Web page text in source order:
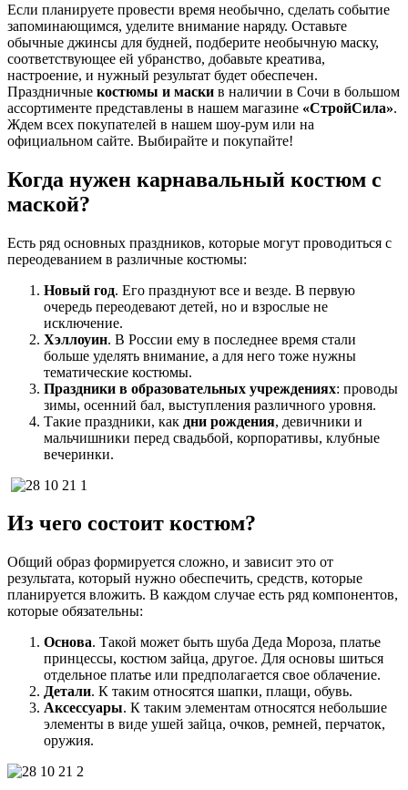
Если планируете провести время необычно, сделать событие
запоминающимся, уделите внимание наряду. Оставьте
обычные джинсы для будней, подберите необычную маску,
соответствующее ей убранство, добавьте креатива,
настроение, и нужный результат будет обеспечен.
Праздничные костюмы и маски в наличии в Сочи в большом
ассортименте представлены в нашем магазине «СтройСила».
Ждем всех покупателей в нашем шоу-рум или на
официальном сайте. Выбирайте и покупайте!
Когда нужен карнавальный костюм с
маской?
Есть ряд основных праздников, которые могут проводиться с
переодеванием в различные костюмы:
Новый год. Его празднуют все и везде. В первую
очередь переодевают детей, но и взрослые не
исключение.
Хэллоуин. В России ему в последнее время стали
больше уделять внимание, а для него тоже нужны
тематические костюмы.
Праздники в образовательных учреждениях: проводы
зимы, осенний бал, выступления различного уровня.
Такие праздники, как дни рождения, девичники и
мальчишники перед свадьбой, корпоративы, клубные
вечеринки.
Из чего состоит костюм?
Общий образ формируется сложно, и зависит это от
результата, который нужно обеспечить, средств, которые
планируется вложить. В каждом случае есть ряд компонентов,
которые обязательны:
Основа. Такой может быть шуба Деда Мороза, платье
принцессы, костюм зайца, другое. Для основы шиться
отдельное платье или предполагается свое облачение.
Детали. К таким относятся шапки, плащи, обувь.
Аксессуары. К таким элементам относятся небольшие
элементы в виде ушей зайца, очков, ремней, перчаток,
оружия.